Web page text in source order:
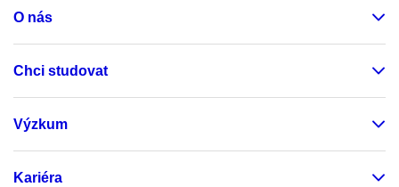
O nás
Chci studovat
Výzkum
Kariéra